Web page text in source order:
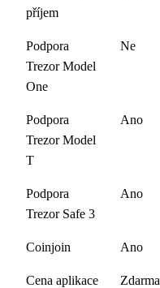
příjem
Podpora
Trezor Model
One
Ne
Podpora
Trezor Model
T
Ano
Podpora
Trezor Safe 3
Ano
Coinjoin Ano
Cena aplikace Zdarma